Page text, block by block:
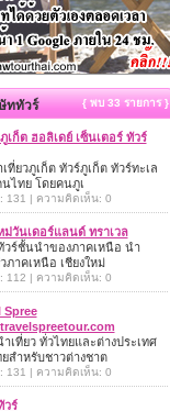
ททัวร์ { พบ 33 รายการ }
เก็ต ฮอลิเดย์ เซ็นเตอร์ ทัวร์
ที่ยวภูเก็ต ทัวร์ภูเก็ต ทัวร์ทะเล
ไทย โดยคนภูเ
131 | ความคิดเห็น: 0
ม่วันเดอร์แลนด์ ทราเวล
วร์ชั้นนำของภาคเหนือ นำ
ภาคเหนือ เชียงใหม่
112 | ความคิดเห็น: 0
Spree
เที่ยว ทั่วไทยและต่างประเทศ
สำหรับชาวต่างชาต
131 | ความคิดเห็น: 0
วร์